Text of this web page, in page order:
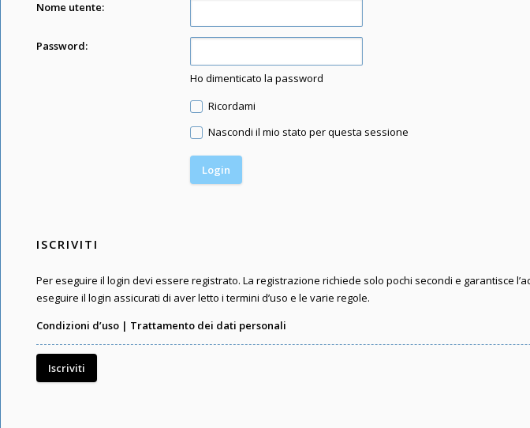
Nome utente:
Password:
Ho dimenticato la password
Ricordami
Nascondi il mio stato per questa sessione
ISCRIVITI
Per eseguire il login devi essere registrato. La registrazione richiede solo pochi secondi e garantisce
eseguire il login assicurati di aver letto i termini d’uso e le varie regole.
Condizioni d’uso | Trattamento dei dati personali
Iscriviti